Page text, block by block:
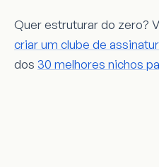
Quer estruturar do zero?
criar um clube de
dos 30 melhores nichos